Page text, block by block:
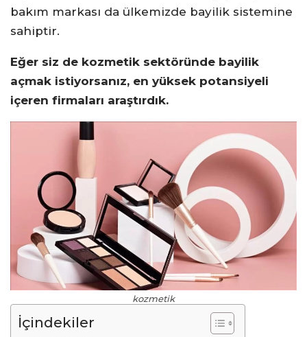
bakım markası da ülkemizde bayilik sistemine
sahiptir.
Eğer siz de kozmetik sektöründe bayilik
açmak istiyorsanız, en yüksek potansiyeli
içeren firmaları araştırdık.
kozmetik
İçindekiler